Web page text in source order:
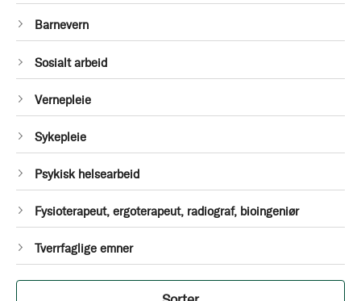
Barnevern
Sosialt arbeid
Vernepleie
Sykepleie
Psykisk helsearbeid
Fysioterapeut, ergoterapeut, radiograf, bioingeniør
Tverrfaglige emner